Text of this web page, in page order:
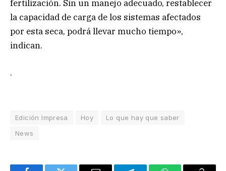
fertilización. Sin un manejo adecuado, restablecer
la capacidad de carga de los sistemas afectados
por esta seca, podrá llevar mucho tiempo»,
indican.
.
Edición Impresa Hoy
Lo que hay que saber
News